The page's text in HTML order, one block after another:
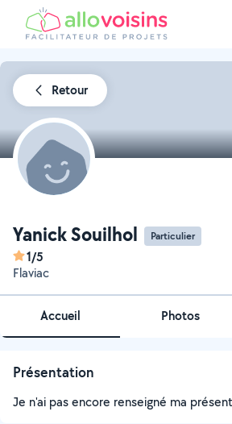
Retour
Yanick Souilhol Particulier
1/5
Flaviac
Accueil Photos
Présentation
Je n'ai pas encore renseigné ma